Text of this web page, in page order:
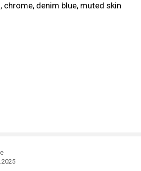
denim blue, muted skin